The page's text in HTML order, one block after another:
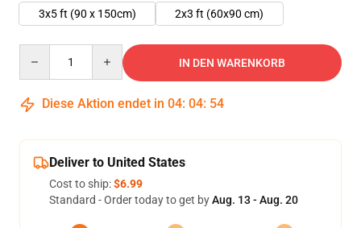
3x5 ft (90 x 150cm)
2x3 ft (60x90 cm)
IN DEN WARENKORB
Diese Aktion endet in 04: 04: 54
Deliver to United States
Cost to ship:$6.99
Standard - Order today to get byAug. 13 - Aug. 20